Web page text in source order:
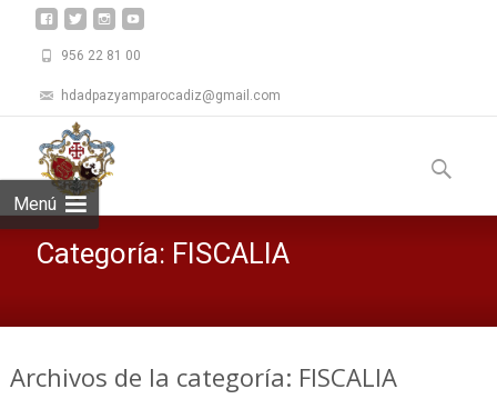
956 22 81 00
hdadpazyamparocadiz@gmail.com
Menú
alBuscar:
Categoría: FISCALIA
Archivos de la categoría: FISCALIA